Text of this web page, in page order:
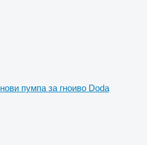
нови пумпа за гноиво Doda